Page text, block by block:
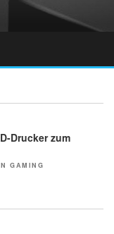
Drucker zum
GAMING